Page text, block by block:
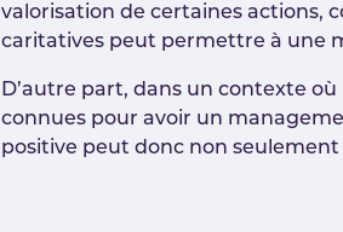
valorisation de certaines actions,
caritatives peut permettre à une
D’autre part, dans un contexte
connues pour avoir un
positive peut donc non